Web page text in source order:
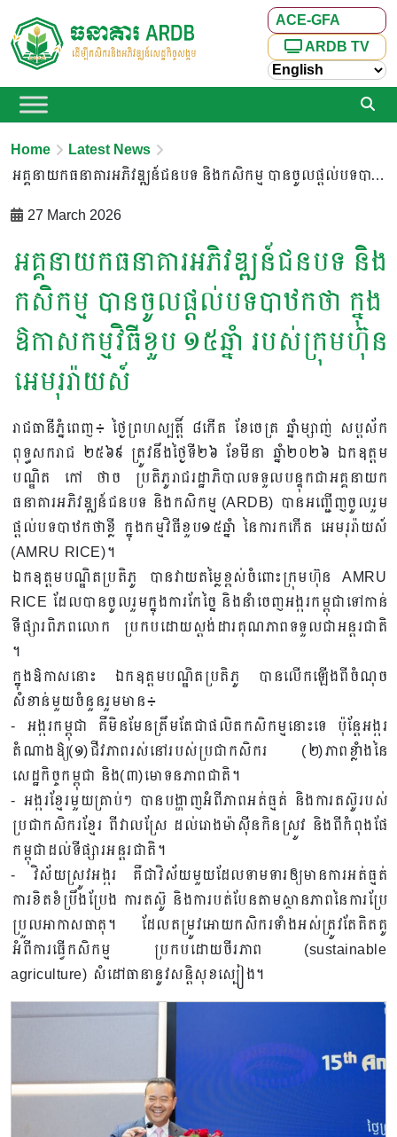
ACE-GFA
ARDB TV
Home
Latest News
អគ្គនាយក​ធនាគារ​អភិវឌ្ឍន៍​ជនបទ​ និង​កសិកម្ម​ បាន​ចូល​ផ្តល់​បទបាឋកថា​ ក្នុង​ឱកាស​កម្មវិធី​ខួប​ ១៥​ឆ្នាំ​ របស់​ក្រុមហ៊ុន​អេម​រុរ៉ាយស៍
27 March 2026
អគ្គនាយក​ធនាគារ​អភិវឌ្ឍន៍​ជនបទ​ និង​
កសិកម្ម​ បាន​ចូល​ផ្តល់​បទបាឋកថា​ ក្នុង​
ឱកាស​កម្មវិធី​ខួប​ ១៥​ឆ្នាំ​ របស់​ក្រុមហ៊ុន​
អេម​រុរ៉ាយស៍
រាជធានីភ្នំពេញ​៖​ ថ្ងៃព្រហស្បតិ៍្ត​ ៨កើត ខែចេត្រ ឆ្នាំម្សាញ់ សប្តស័ក
ពុទ្ធសករាជ ២៥៦៩ ត្រូវនឹងថ្ងៃទី២៦ ខែមីនា ឆ្នាំ២០២៦ ឯកឧត្តម​
បណ្ឌិត​ កៅ​ ថាច​ ប្រតិភូ​រាជរដ្ឋាភិបាល​ទទួល​បន្ទុក​ជា​អគ្គនាយក​
ធនាគារ​អភិវឌ្ឍន៍​ជនបទ​ និង​កសិកម្ម​ (ARDB) បាន​អញ្ជើញ​ចូល​រួម​
ផ្តល់​បទ​បាឋកថា​ខ្លី​ ក្នុង​កម្មវិធី​ខួប​១៥ឆ្នាំ​ នៃ​ការកកេីត​ អេមរុរ៉ាយស៍​
(AMRU RICE)។
ឯកឧត្តម​បណ្ឌិត​ប្រតិភូ​ បាន​វាយ​តម្លៃ​ខ្ពស់​ចំពោះ​ក្រុមហ៊ុន​ AMRU
RICE ដែល​បាន​ចូល​រួម​ក្នុង​ការកែ​ច្នៃ​ និង​នាំចេញ​អង្ករ​កម្ពុជា​ទៅ​កាន់​
ទីផ្សារ​ពិភពលោក​ ប្រកបដោយ​ស្តង់ដារ​គុណភាព​ទទួល​ជា​អន្តរជាតិ​
។
ក្នុង​ឱកាស​នោះ​ ឯកឧត្ដម​បណ្ឌិត​ប្រតិភូ​ បាន​លេីក​ឡេីង​ពី​ចំណុច​
សំខាន់​មួយ​ចំនួន​រួម​មាន៖​
-​ អង្ករ​កម្ពុជា​ គឺ​មិន​មែន​ត្រឹម​តែ​ជា​ផលិត​កសិកម្ម​នោះ​ទេ​ ប៉ុន្តែ​អង្ករ
តំណាងឱ្យ​(១)​ជីវភាព​រស់នៅ​របស់​ប្រជាកសិករ​ (២)ភាព​ខ្លាំង​នៃ​
សេដ្ឋកិច្ច​កម្ពុជា​ និង​(៣)មោទនភាព​ជាតិ។
-​ អង្ករ​ខ្មែរមួយ​គ្រាប់​ៗ​ បាន​បង្ហាញ​អំពី​ភាព​អត់ធ្មត់​ និង​ការ​តស៊ូ​របស់​
ប្រជា​កសិករ​ខ្មែរ​ ពី​វាល​ស្រែ​ ដល់​រោង​ម៉ាស៊ីន​កិន​ស្រូវ​ និង​ពី​កំពុង​ផែ​
កម្ពុជា​ដល់ទីផ្សារ​អន្តរជាតិ​។
-​ វិស័យ​ស្រូវ​អង្ករ​ គឺ​ជាវិស័យ​មួយ​ដែល​ទាមទារ​ឲ្យ​មាន​ការ​អត់​ធ្មត់​
ការខិតខំប្រឹង​ប្រែង​ ការ​តស៊ូ​ និង​ការ​បត់បែន​តាម​ស្ថាន​ភាពនៃការប្រែ
ប្រួល​អាកាសធាតុ​។​ ដែលតម្រូវអោយកសិករទាំងអស់ត្រូវតែគិតគូ
អំពីការធ្វេីកសិកម្ម​ ប្រកបដោយចីរភាព​ (sustainable
agriculture) សំដៅធានានូវសន្តិសុខស្បៀង។